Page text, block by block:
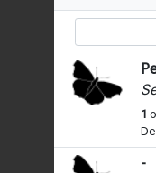
1
-